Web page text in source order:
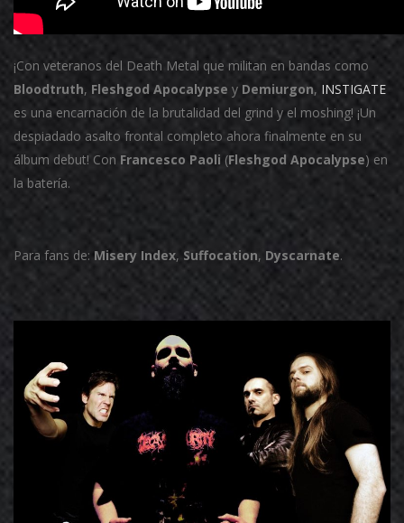
¡Con veteranos del Death Metal que militan en bandas como
Bloodtruth, Fleshgod Apocalypse y Demiurgon, INSTIGATE
es una encarnación de la brutalidad del grind y el moshing! ¡Un
despiadado asalto frontal completo ahora finalmente en su
álbum debut! Con Francesco Paoli (Fleshgod Apocalypse) en
la batería.
Para fans de: Misery Index, Suffocation, Dyscarnate.